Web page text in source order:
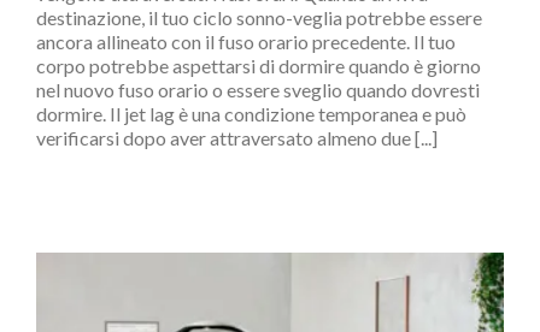
destinazione, il tuo ciclo sonno-veglia potrebbe essere
ancora allineato con il fuso orario precedente. Il tuo
corpo potrebbe aspettarsi di dormire quando è giorno
nel nuovo fuso orario o essere sveglio quando dovresti
dormire. Il jet lag è una condizione temporanea e può
verificarsi dopo aver attraversato almeno due [...]